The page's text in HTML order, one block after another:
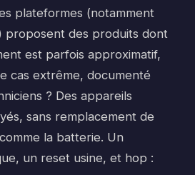
plateformes (notamment
proposent des produits dont
est parfois approximatif,
cas extrême, documenté
? Des appareils
sans remplacement de
la batterie. Un
un reset usine, et hop :